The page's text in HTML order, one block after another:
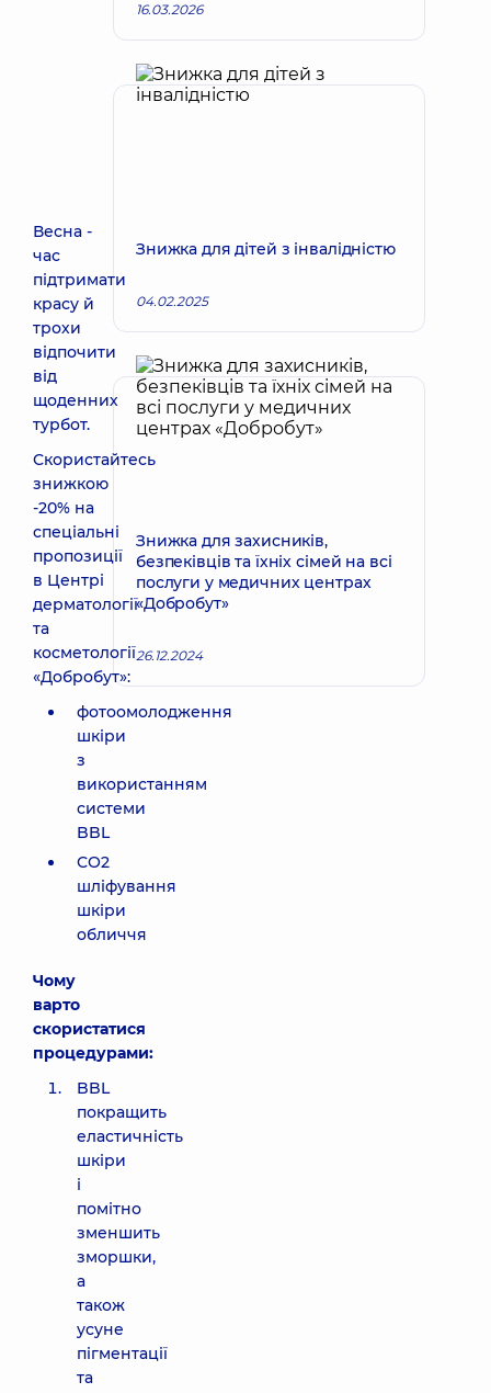
Весна -
час
підтримати
красу й
трохи
відпочити
від
щоденних
турбот.
Скористайтесь
знижкою
-20% на
спеціальні
пропозиції
в Центрі
дерматології
та
косметології
«Добробут»:
фотоомолодження
шкіри
з
використанням
системи
BBL
СО2
шліфування
шкіри
обличчя
Чому
варто
скористатися
процедурами:
BBL
покращить
еластичність
шкіри
і
помітно
зменшить
зморшки,
а
також
усуне
пігментації
та
16.03.2026
Знижка для дітей з інвалідністю
04.02.2025
Знижка для захисників,
безпеківців та їхніх сімей на всі
послуги у медичних центрах
«Добробут»
26.12.2024